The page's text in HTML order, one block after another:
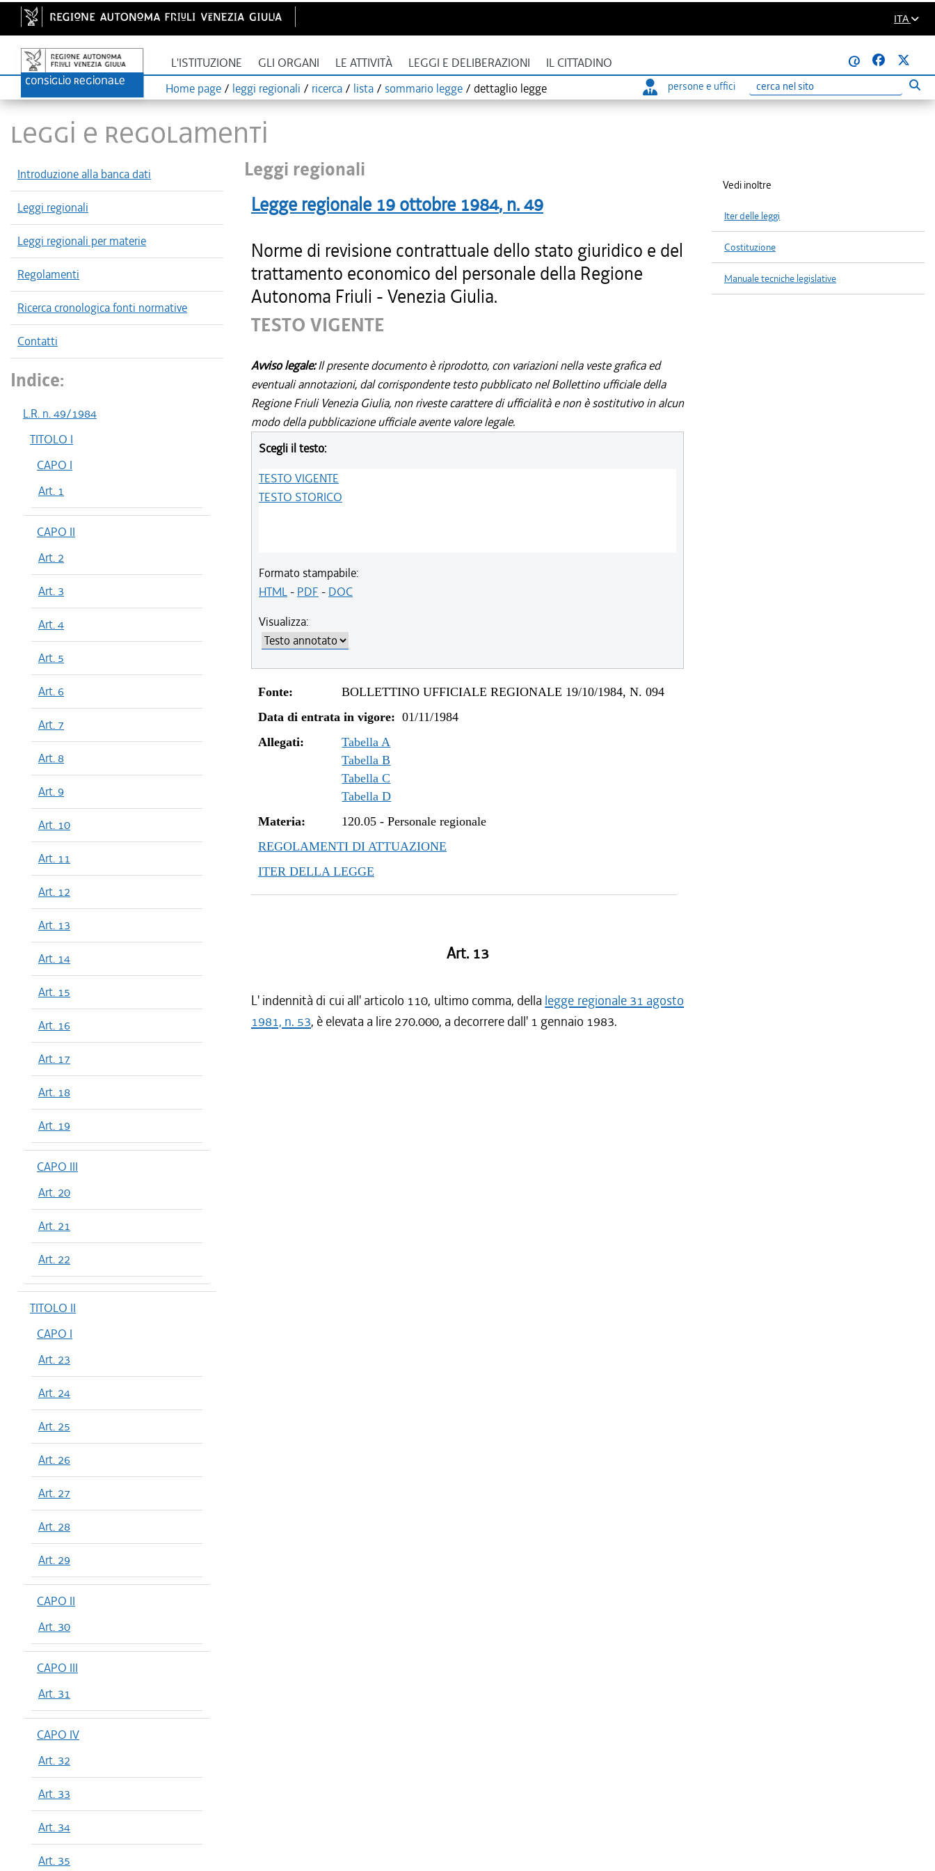
ITA
L'ISTITUZIONE GLI ORGANI LE ATTIVITÀ LEGGI E DELIBERAZIONI IL CITTADINO
@
Home page / leggi regionali / ricerca / lista / sommario legge / dettaglio legge persone e uffici
Ricerca
LEGGI E REGOLAMENTI
Introduzione alla banca dati
Leggi regionali
Leggi regionali per materie
Regolamenti
Ricerca cronologica fonti normative
Contatti
Indice:
L.R. n. 49/1984
TITOLO I
CAPO I
Art. 1
CAPO II
Art. 2
Art. 3
Art. 4
Art. 5
Art. 6
Art. 7
Art. 8
Art. 9
Art. 10
Art. 11
Art. 12
Art. 13
Art. 14
Art. 15
Art. 16
Art. 17
Art. 18
Art. 19
CAPO III
Art. 20
Art. 21
Art. 22
TITOLO II
CAPO I
Art. 23
Art. 24
Art. 25
Art. 26
Art. 27
Art. 28
Art. 29
CAPO II
Art. 30
CAPO III
Art. 31
CAPO IV
Art. 32
Art. 33
Art. 34
Art. 35
Leggi regionali
Legge regionale 19 ottobre 1984, n.49
Norme di revisione contrattuale dello stato giuridico e del
trattamento economico del personale della Regione
Autonoma Friuli - Venezia Giulia.
TESTO VIGENTE
Avviso legale:Il presente documento è riprodotto, con variazioni nella veste grafica ed
eventuali annotazioni, dal corrispondente testo pubblicato nel Bollettino ufficiale della
Regione Friuli Venezia Giulia, non riveste carattere di ufficialità e non è sostitutivo in alcun
modo della pubblicazione ufficiale avente valore legale.
Scegli il testo:
TESTO VIGENTE
TESTO STORICO
Formato stampabile:
HTML- PDF - DOC
Visualizza:
Fonte:
BOLLETTINO UFFICIALE REGIONALE 19/10/1984, N. 094
Data di entrata in vigore: 01/11/1984
Allegati:
Tabella A
Tabella B
Tabella C
Tabella D
Materia:
120.05 -Personale regionale
REGOLAMENTI DI ATTUAZIONE
ITER DELLA LEGGE
Art. 13
L' indennità di cui all' articolo 110, ultimo comma, della legge regionale 31 agosto
1981, n. 53, è elevata a lire 270.000, a decorrere dall' 1 gennaio 1983.
Vedi inoltre
Iter delle leggi
Costituzione
Manuale tecniche legislative